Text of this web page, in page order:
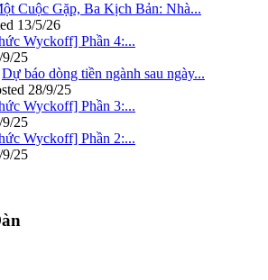
Cuộc Gặp, Ba Kịch Bản: Nhà...
13/5/26
Wyckoff] Phần 4:...
9/25
Dự báo dòng tiền ngành sau ngày...
28/9/25
Wyckoff] Phần 3:...
9/25
Wyckoff] Phần 2:...
9/25